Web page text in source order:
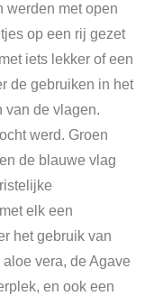
werden met open
op een rij gezet
iets lekker of een
de gebruiken in het
van de vlagen.
werd. Groen
de blauwe vlag
elk een
het gebruik van
vera, de Agave
en ook een